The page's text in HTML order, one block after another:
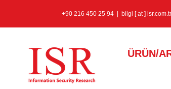
+90 216 450 25 94 bilgi [ at ] isr.com.tr
ÜRÜN/